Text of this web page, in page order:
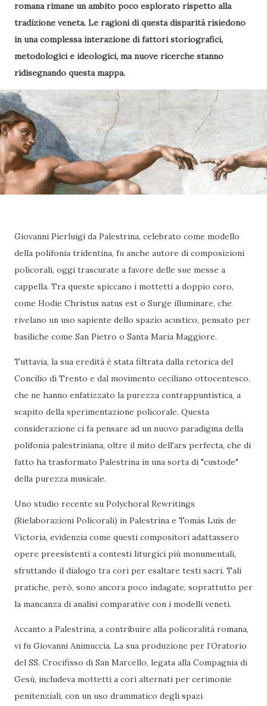
romana rimane un ambito poco esplorato rispetto alla
tradizione veneta. Le ragioni di questa disparità risiedono
in una complessa interazione di fattori storiografici,
metodologici e ideologici, ma nuove ricerche stanno
ridisegnando questa mappa.
Giovanni Pierluigi da Palestrina, celebrato come modello
della polifonia tridentina, fu anche autore di composizioni
policorali, oggi trascurate a favore delle sue messe a
cappella. Tra queste spiccano i mottetti a doppio coro,
come Hodie Christus natus est o Surge illuminare, che
rivelano un uso sapiente dello spazio acustico, pensato per
basiliche come San Pietro o Santa Maria Maggiore.
Tuttavia, la sua eredità è stata filtrata dalla retorica del
Concilio di Trento e dal movimento ceciliano ottocentesco,
che ne hanno enfatizzato la purezza contrappuntistica, a
scapito della sperimentazione policorale. Questa
considerazione ci fa pensare ad un nuovo paradigma della
polifonia palestriniana, oltre il mito dell'ars perfecta, che di
fatto ha trasformato Palestrina in una sorta di "custode"
della purezza musicale.
Uno studio recente su Polychoral Rewritings
(Rielaborazioni Policorali) in Palestrina e Tomás Luis de
Victoria, evidenzia come questi compositori adattassero
opere preesistenti a contesti liturgici più monumentali,
sfruttando il dialogo tra cori per esaltare testi sacri. Tali
pratiche, però, sono ancora poco indagate, soprattutto per
la mancanza di analisi comparative con i modelli veneti.
Accanto a Palestrina, a contribuire alla policoralità romana,
vi fu Giovanni Animuccia. La sua produzione per l’Oratorio
del SS. Crocifisso di San Marcello, legata alla Compagnia di
Gesù, includeva mottetti a cori alternati per cerimonie
penitenziali, con un uso drammatico degli spazi